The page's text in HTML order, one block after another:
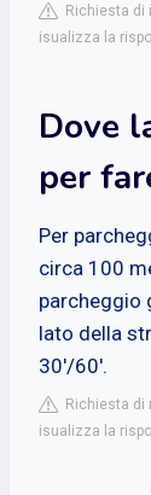
Richiesta di
isualizza la
Dove
per
Per
circa 100
parcheggio
lato della
30'/60'.
Richiesta di
isualizza la